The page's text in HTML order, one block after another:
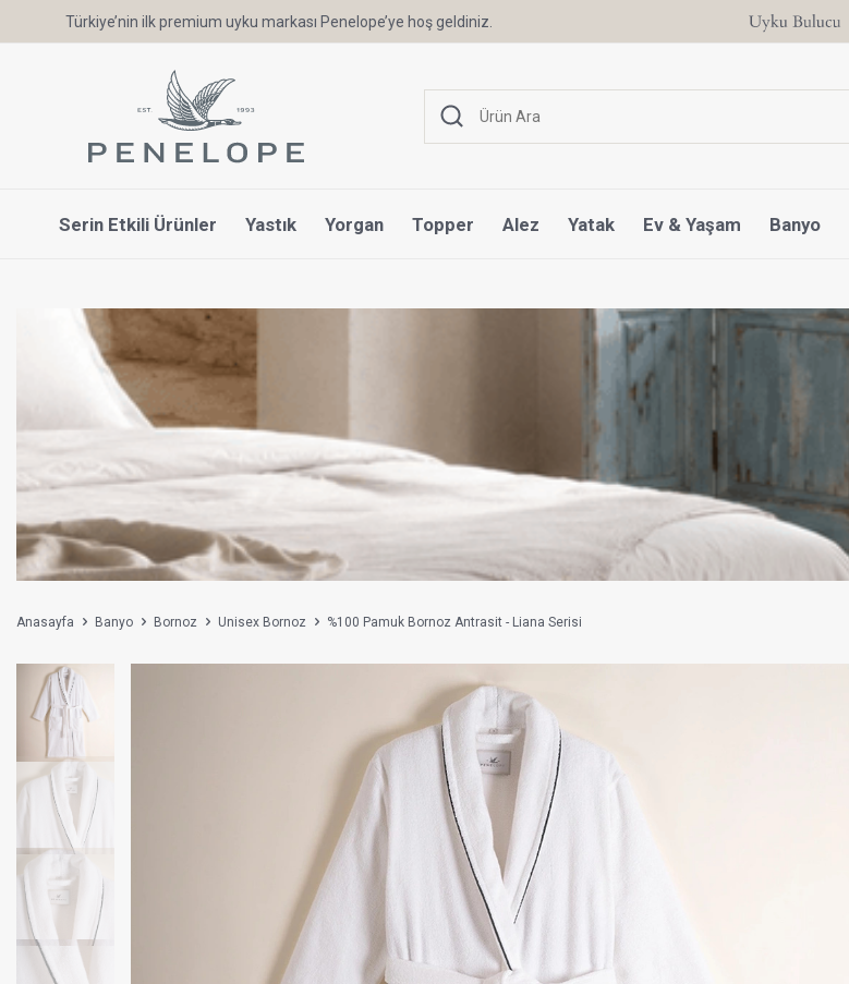
Türkiye’nin ilk premium uyku markası Penelope’ye hoş geldiniz. 6 Ay'a Varan Taksit Ayrıcalığı
Serin Etkili Ürünler Yastık Yorgan Topper Alez Yatak Ev & Yaşam Banyo
Anasayfa Banyo Bornoz Unisex Bornoz %100 Pamuk Bornoz Antrasit - Liana Serisi